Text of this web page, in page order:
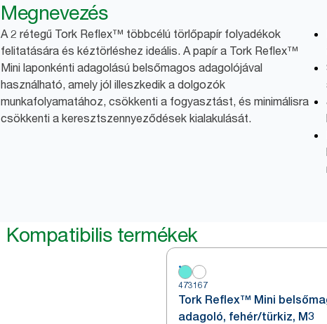
Megnevezés
A 2 rétegű Tork Reflex™ többcélú törlőpapír folyadékok
felitatására és kéztörléshez ideális. A papír a Tork Reflex™
Mini laponkénti adagolású belsőmagos adagolójával
használható, amely jól illeszkedik a dolgozók
munkafolyamatához, csökkenti a fogyasztást, és minimálisra
csökkenti a keresztszennyeződések kialakulását.
Kompatibilis termékek
473167
Tork Reflex™ Mini
adagoló, fehér/türkiz, M3